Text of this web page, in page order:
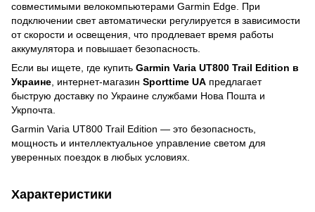
совместимыми велокомпьютерами Garmin Edge. При
подключении свет автоматически регулируется в зависимости
от скорости и освещения, что продлевает время работы
аккумулятора и повышает безопасность.
Если вы ищете, где купить Garmin Varia UT800 Trail Edition в
Украине, интернет-магазин Sporttime UA предлагает
быструю доставку по Украине службами Нова Пошта и
Укрпочта.
Garmin Varia UT800 Trail Edition — это безопасность,
мощность и интеллектуальное управление светом для
уверенных поездок в любых условиях.
Характеристики